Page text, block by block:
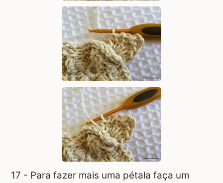
17 - Para fazer mais uma pétala faça um